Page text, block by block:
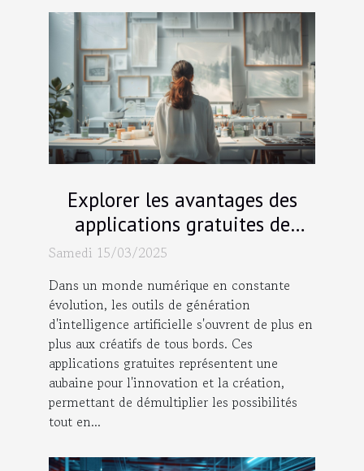
Explorer les avantages des
applications gratuites de
génération d'IA pour les
Samedi 15/03/2025
Dans un monde numérique en constante
évolution, les outils de génération
d'intelligence artificielle s'ouvrent de plus en
plus aux créatifs de tous bords. Ces
applications gratuites représentent une
aubaine pour l'innovation et la création,
permettant de démultiplier les possibilités
tout en...